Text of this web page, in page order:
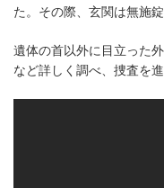
た。その際、玄関は無施錠
遺体の首以外に目立った
など詳しく調べ、捜査を進